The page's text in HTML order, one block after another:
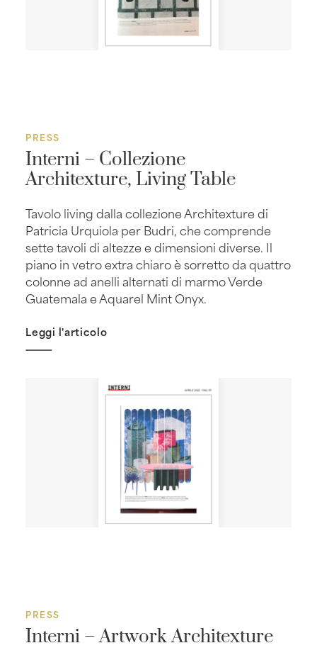
PRESS
Interni – Collezione
Architexture, Living Table
Tavolo living dalla collezione Architexture di
Patricia Urquiola per Budri, che comprende
sette tavoli di altezze e dimensioni diverse. Il
piano in vetro extra chiaro è sorretto da quattro
colonne ad anelli alternati di marmo Verde
Guatemala e Aquarel Mint Onyx.
Leggi l'articolo
PRESS
Interni – Artwork Architexture